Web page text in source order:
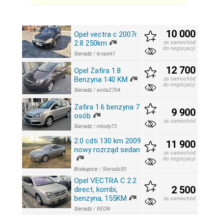
Opel vectra c 2007r.
2.8 250km
Sieradz /kropek1
10 000
za samochód
do negocjacji
Opel Zafira 1.8
Benzyna 140 KM
Sieradz /anita2704
12 700
za samochód
do negocjacji
Zafira 1.6 benzyna 7
osób
Sieradz /mlody73
9 900
za samochód
2.0 cdti 130 km 2009
nowy rozrząd sedan
Biskupice /Sieradz30
11 900
za samochód
do negocjacji
Opel VECTRA C 2.2
direct, kombi,
benzyna, 155KM
Sieradz /REON
2 500
za samochód